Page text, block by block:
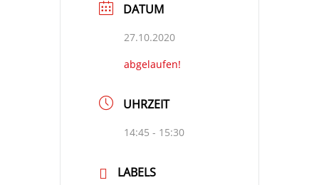
DATUM
27.10.2020
abgelaufen!
UHRZEIT
14:45 - 15:30
LABELS